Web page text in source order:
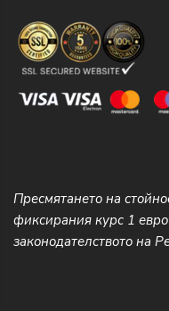
Пресмятането на
фиксирания курс 1
законодателството на